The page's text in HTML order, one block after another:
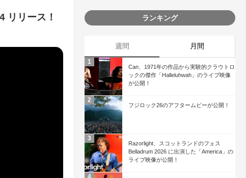
リリース！ ランキング
週間 月間
Can、1971年の作品から実験的クラウトロ
ックの傑作「Halleluhwah」のライブ映像
が公開！
フジロック26のアフタームビーが公開！
Razorlight、スコットランドのフェス
Belladrum 2026 に出演した「America」の
ライブ映像が公開！